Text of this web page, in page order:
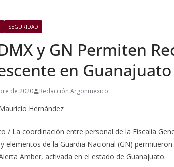
SEGURIDAD
y GN Permiten
en Guanajuato
de 2020 Redacción Argonmexico
Hernández
/ La coordinación entre personal de la Fiscalía
y elementos de la Guardia Nacional (GN)
Amber, activada en el estado de Guanajuato.